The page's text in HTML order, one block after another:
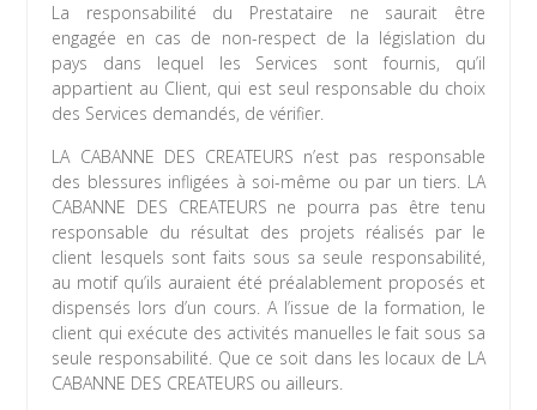
La responsabilité du Prestataire ne saurait être
engagée en cas de non-respect de la législation du
pays dans lequel les Services sont fournis, qu’il
appartient au Client, qui est seul responsable du choix
des Services demandés, de vérifier.
LA CABANNE DES CREATEURS n’est pas responsable
des blessures infligées à soi-même ou par un tiers. LA
CABANNE DES CREATEURS ne pourra pas être tenu
responsable du résultat des projets réalisés par le
client lesquels sont faits sous sa seule responsabilité,
au motif qu’ils auraient été préalablement proposés et
dispensés lors d’un cours. A l’issue de la formation, le
client qui exécute des activités manuelles le fait sous sa
seule responsabilité. Que ce soit dans les locaux de LA
CABANNE DES CREATEURS ou ailleurs.